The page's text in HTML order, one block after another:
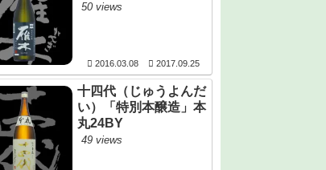
50 views
2016.03.08 2017.09.25
十四代（じゅうよんだ
い）「特別本醸造」本
丸24BY
49 views